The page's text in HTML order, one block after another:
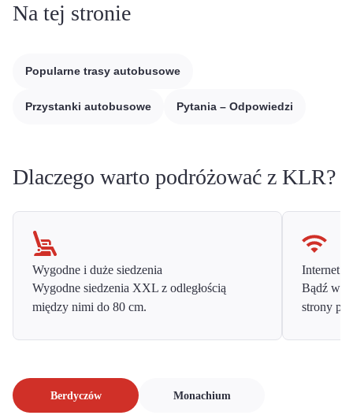
Na tej stronie
Popularne trasy autobusowe
Przystanki autobusowe Pytania – Odpowiedzi
Dlaczego warto podróżować z KLR?
Wygodne i duże siedzenia
Wygodne siedzenia XXL z odległością
między nimi do 80 cm.
Internet
Bądź w
strony
Berdyczów Monachium